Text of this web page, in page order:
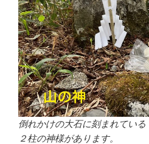
倒れかけの大石に刻まれてい
２柱の神様があります。